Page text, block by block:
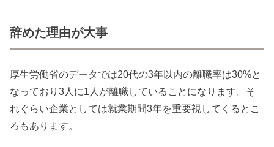
辞めた理由が大事
厚生労働省のデータでは20代の3年以内の離職率は30%と
なっており3人に1人が離職していることになります。そ
れぐらい企業としては就業期間3年を重要視してくるとこ
ろもあります。